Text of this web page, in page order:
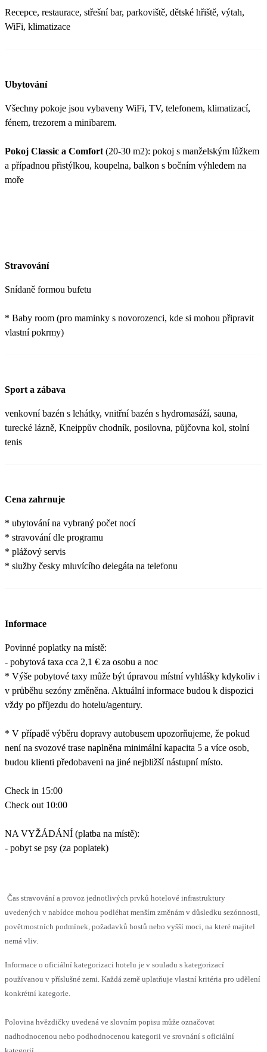
Recepce, restaurace, střešní bar, parkoviště, dětské hřiště, výtah,
WiFi, klimatizace
Ubytování
Všechny pokoje jsou vybaveny WiFi, TV, telefonem, klimatizací,
fénem, trezorem a minibarem.
Pokoj Classic a Comfort (20-30 m2): pokoj s manželským lůžkem
a případnou přistýlkou, koupelna, balkon s bočním výhledem na
moře
Stravování
Snídaně formou bufetu
* Baby room (pro maminky s novorozenci, kde si mohou připravit
vlastní pokrmy)
Sport a zábava
venkovní bazén s lehátky, vnitřní bazén s hydromasáží, sauna,
turecké lázně, Kneippův chodník, posilovna, půjčovna kol, stolní
tenis
Cena zahrnuje
* ubytování na vybraný počet nocí
* stravování dle programu
* plážový servis
* služby česky mluvícího delegáta na telefonu
Informace
Povinné poplatky na místě:
- pobytová taxa cca 2,1 € za osobu a noc
* Výše pobytové taxy může být úpravou místní vyhlášky kdykoliv i
v průběhu sezóny změněna. Aktuální informace budou k dispozici
vždy po příjezdu do hotelu/agentury.
* V případě výběru dopravy autobusem upozorňujeme, že pokud
není na svozové trase naplněna minimální kapacita 5 a více osob,
budou klienti předobaveni na jiné nejbližší nástupní místo.
Check in 15:00
Check out 10:00
NA VYŽÁDÁNÍ (platba na místě):
- pobyt se psy (za poplatek)
Čas stravování a provoz jednotlivých prvků hotelové infrastruktury
uvedených v nabídce mohou podléhat menším změnám v důsledku sezónnosti,
povětrnostních podmínek, požadavků hostů nebo vyšší moci, na které majitel
nemá vliv.
Informace o oficiální kategorizaci hotelu je v souladu s kategorizací
používanou v příslušné zemi. Každá země uplatňuje vlastní kritéria pro udělení
konkrétní kategorie.
Polovina hvězdičky uvedená ve slovním popisu může označovat
nadhodnocenou nebo podhodnocenou kategorii ve srovnání s oficiální